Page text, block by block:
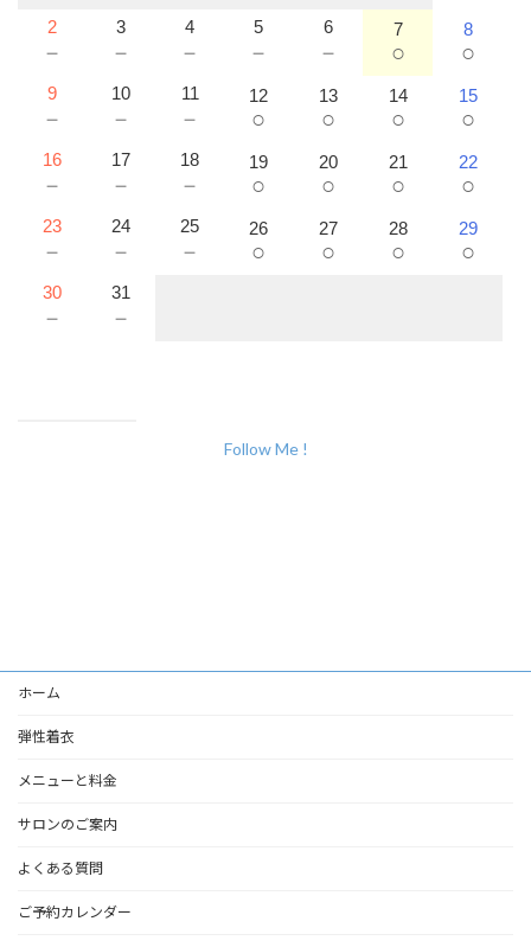
2
－
3
－
4
－
5
－
6
－
7
○
8
○
9
－
10
－
11
－
12
○
13
○
14
○
15
○
16
－
17
－
18
－
19
○
20
○
21
○
22
○
23
－
24
－
25
－
26
○
27
○
28
○
29
○
30
－
31
－
Follow Me !
ホーム
弾性着衣
メニューと料金
サロンのご案内
よくある質問
ご予約カレンダー